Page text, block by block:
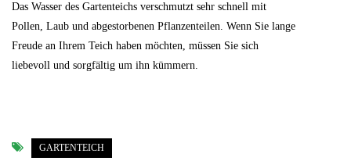
Das Wasser des Gartenteichs verschmutzt sehr schnell mit
Pollen, Laub und abgestorbenen Pflanzenteilen. Wenn Sie lange
Freude an Ihrem Teich haben möchten, müssen Sie sich
liebevoll und sorgfältig um ihn kümmern.
GARTENTEICH